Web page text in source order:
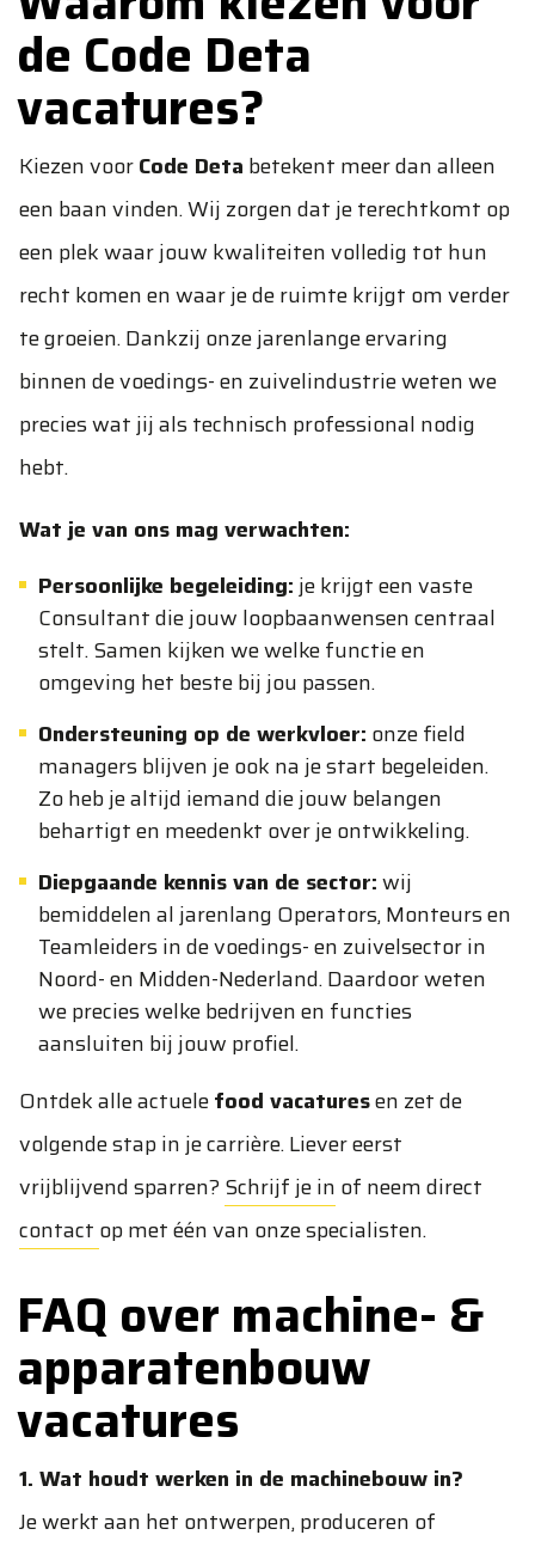
de Code Deta
vacatures?
Kiezen voorCode Deta betekent meer dan alleen
een baan vinden. Wij zorgen dat je terechtkomt op
een plek waar jouw kwaliteiten volledig tot hun
recht komen en waar je de ruimte krijgt om verder
te groeien. Dankzij onze jarenlange ervaring
binnen de voedings- en zuivelindustrie weten we
precies wat jij als technisch professional nodig
hebt.
Wat je van ons mag verwachten:
Persoonlijke begeleiding:je krijgt een vaste
Consultant die jouw loopbaanwensen centraal
stelt. Samen kijken we welke functie en
omgeving het beste bij jou passen.
Ondersteuning op de werkvloer: onze field
managers blijven je ook na je start begeleiden.
Zo heb je altijd iemand die jouw belangen
behartigt en meedenkt over je ontwikkeling.
Diepgaande kennis van de sector:wij
bemiddelen al jarenlang Operators, Monteurs en
Teamleiders in de voedings- en zuivelsector in
Noord- en Midden-Nederland. Daardoor weten
we precies welke bedrijven en functies
aansluiten bij jouw profiel.
Ontdek alle actuelefood vacaturesen zet de
volgende stap in je carrière. Liever eerst
vrijblijvend sparren? Schrijf je in of neem direct
contact op met één van onze specialisten.
FAQ over machine- &
apparatenbouw
vacatures
1. Wat houdt werken in de machinebouw in?
Je werkt aan het ontwerpen, produceren of